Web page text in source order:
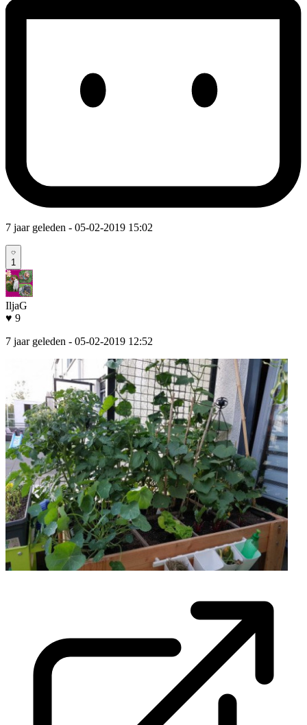
7 jaar geleden - 05-02-2019 15:02
1
IljaG
♥ 9
7 jaar geleden - 05-02-2019 12:52